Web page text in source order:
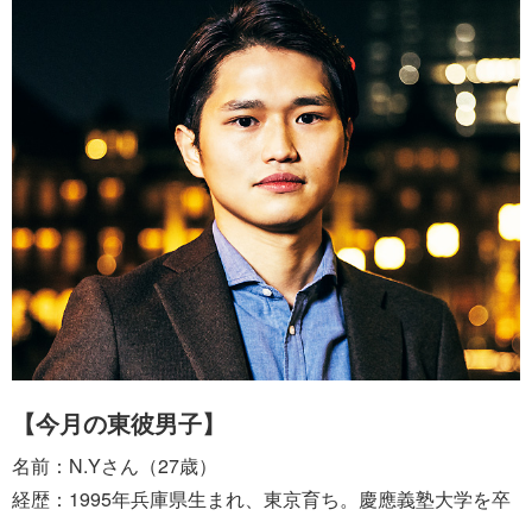
【今月の東彼男子】
名前：N.Yさん（27歳）
経歴：1995年兵庫県生まれ、東京育ち。慶應義塾大学を卒